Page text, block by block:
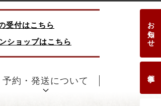
受付はこちら
ショップはこちら
予約・発送について
お知らせ